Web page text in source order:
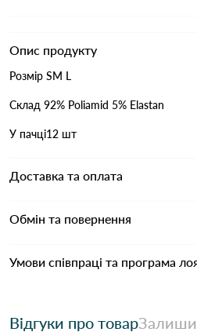
Опис продукту
Розмір SM L
Склад 92% Poliamid 5% Elastan
У пачці12 шт
Доставка та оплата
Обмін та повернення
Умови співпраці та програма
Відгуки про товар